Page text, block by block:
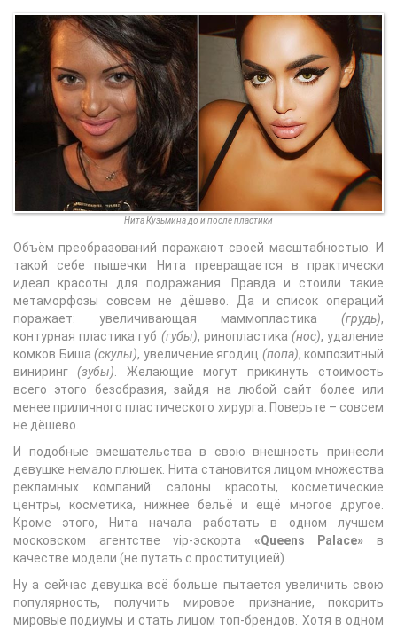
Нита Кузьмина до и после пластики
Объём преобразований поражают своей масштабностью. И
такой себе пышечки Нита превращается в практически
идеал красоты для подражания. Правда и стоили такие
метаморфозы совсем не дёшево. Да и список операций
поражает: увеличивающая маммопластика (грудь),
контурная пластика губ (губы), ринопластика (нос), удаление
комков Биша (скулы), увеличение ягодиц (попа), композитный
виниринг(зубы). Желающие могут прикинуть стоимость
всего этого безобразия, зайдя на любой сайт более или
менее приличного пластического хирурга. Поверьте – совсем
не дёшево.
И подобные вмешательства в свою внешность принесли
девушке немало плюшек. Нита становится лицом множества
рекламных компаний: салоны красоты, косметические
центры, косметика, нижнее бельё и ещё многое другое.
Кроме этого, Нита начала работать в одном лучшем
московском агентстве vip-эскорта «Queens Palace» в
качестве модели (не путать с проституцией).
Ну а сейчас девушка всё больше пытается увеличить свою
популярность, получить мировое признание, покорить
мировые подиумы и стать лицом топ-брендов. Хотя в одном